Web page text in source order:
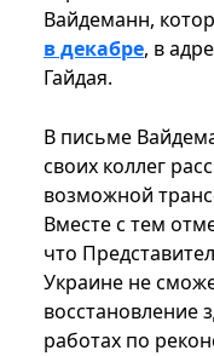
Вайдеманн,
в декабре, в
Гайдая.
В письме
своих коллег
возможной
Вместе с тем
что
Украине не
восстановление
работах по